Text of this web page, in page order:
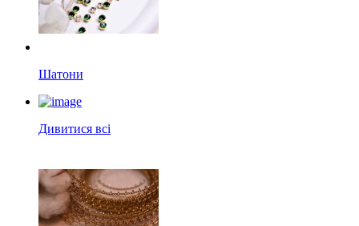
Шатони
Дивитися всі